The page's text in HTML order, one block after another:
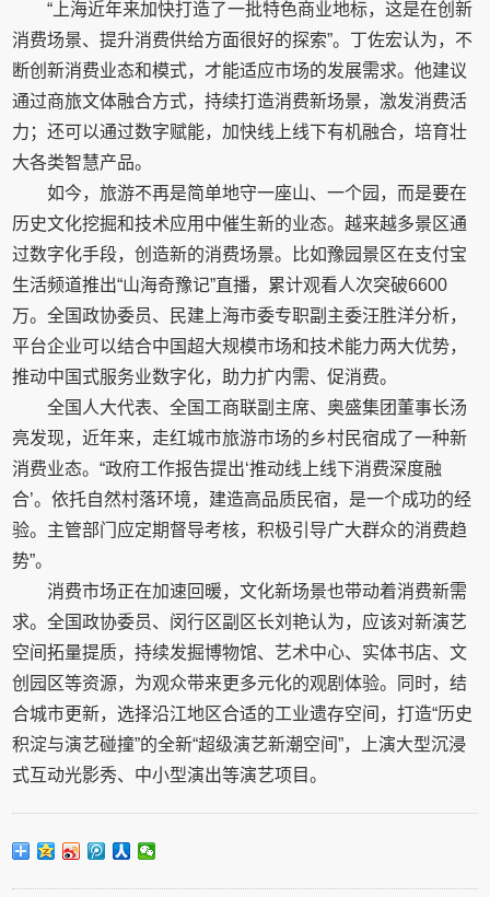
“上海近年来加快打造了一批特色商业地标，这是在创新
消费场景、提升消费供给方面很好的探索”。丁佐宏认为，不
断创新消费业态和模式，才能适应市场的发展需求。他建议
通过商旅文体融合方式，持续打造消费新场景，激发消费活
力；还可以通过数字赋能，加快线上线下有机融合，培育壮
大各类智慧产品。
如今，旅游不再是简单地守一座山、一个园，而是要在
历史文化挖掘和技术应用中催生新的业态。越来越多景区通
过数字化手段，创造新的消费场景。比如豫园景区在支付宝
生活频道推出“山海奇豫记”直播，累计观看人次突破6600
万。全国政协委员、民建上海市委专职副主委汪胜洋分析，
平台企业可以结合中国超大规模市场和技术能力两大优势，
推动中国式服务业数字化，助力扩内需、促消费。
全国人大代表、全国工商联副主席、奥盛集团董事长汤
亮发现，近年来，走红城市旅游市场的乡村民宿成了一种新
消费业态。“政府工作报告提出‘推动线上线下消费深度融
合’。依托自然村落环境，建造高品质民宿，是一个成功的经
验。主管部门应定期督导考核，积极引导广大群众的消费趋
势”。
消费市场正在加速回暖，文化新场景也带动着消费新需
求。全国政协委员、闵行区副区长刘艳认为，应该对新演艺
空间拓量提质，持续发掘博物馆、艺术中心、实体书店、文
创园区等资源，为观众带来更多元化的观剧体验。同时，结
合城市更新，选择沿江地区合适的工业遗存空间，打造“历史
积淀与演艺碰撞”的全新“超级演艺新潮空间”，上演大型沉浸
式互动光影秀、中小型演出等演艺项目。